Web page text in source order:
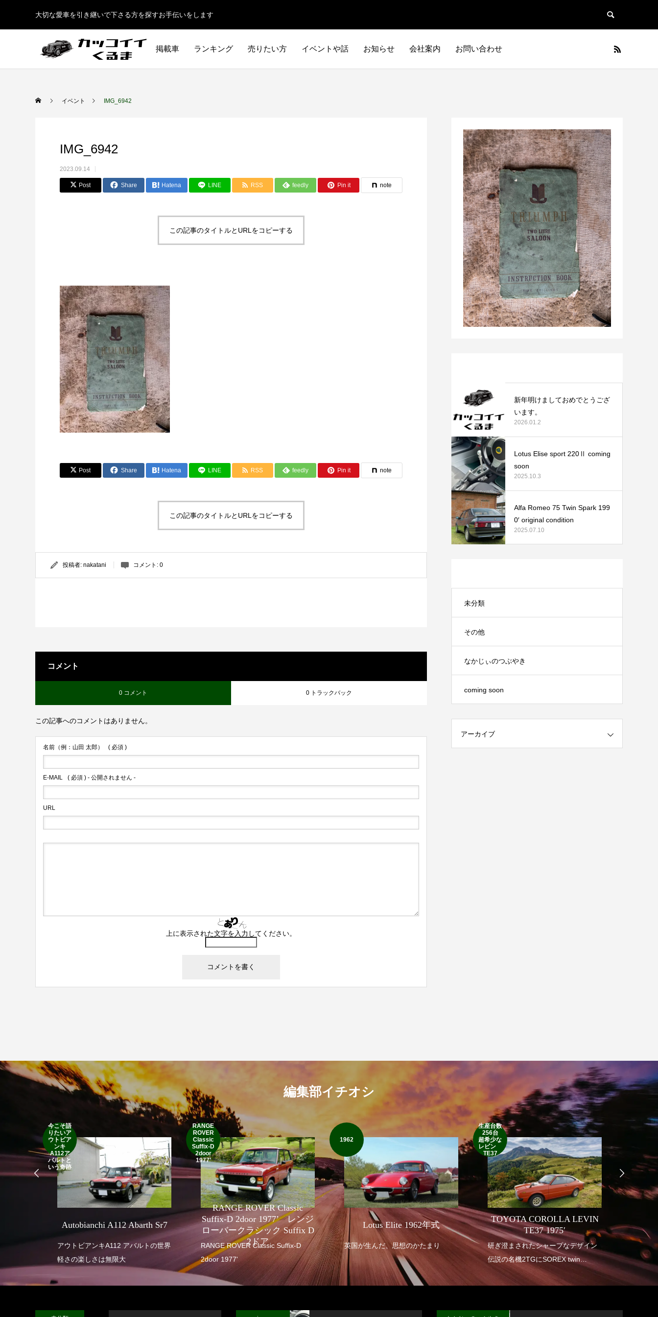
大切な愛車を引き継いで下さる方を探すお手伝いをします
掲載車 ランキング 売りたい方 イベントや話 お知らせ 会社案内 お問い合わせ
GERMANY ILTALIA
日本車
JAPAN
フランス車
FRANCE
イベント IMG_6942
IMG_6942
2023.09.14
Post Share Hatena LINE RSS feedly Pin it note
この記事のタイトルとURLをコピーする
Post Share Hatena LINE RSS feedly Pin it note
この記事のタイトルとURLをコピーする
投稿者: nakatani コメント: 0
コメント
0 コメント 0 トラックバック
この記事へのコメントはありません。
名前（例：山田 太郎） ( 必須 )
E-MAIL ( 必須 ) - 公開されません -
URL
上に表示された文字を入力してください。
新年明けましておめでとうござ
います。
2026.01.2
Lotus Elise sport 220Ⅱ coming
soon
2025.10.3
Alfa Romeo 75 Twin Spark 199
0′ original condition
2025.07.10
未分類
その他
なかじぃのつぶやき
coming soon
アーカイブ
編集部イチオシ
今こそ語
りたいア
ウトビア
ンキ
A112ア
バルトと
いう奇跡
Autobianchi A112 Abarth Sr7
アウトビアンキA112 アバルトの世界
軽さの楽しさは無限大
RANGE
ROVER
Classic
Suffix-D
2door
1977'
RANGE ROVER Classic
Suffix-D 2door 1977’ レンジ
ローバークラシック Suffix D
2ドア
RANGE ROVER Classic Suffix-D
2door 1977'
1962
Lotus Elite 1962年式
英国が生んだ、思想のかたまり
生産台数
256台
超希少な
レビン
TE37
TOYOTA COROLLA LEVIN
TE37 1975′
研ぎ澄まされたシャープなデザイン
伝説の名機2TGにSOREX twin
carburetor
垂涎の幻の一台
1950年
アメリ
も華や
インデ